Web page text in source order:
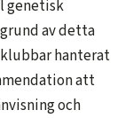
genetisk
av detta
hanterat
att
och